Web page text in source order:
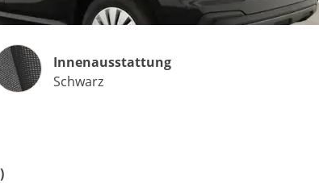
Innenausstattung
Schwarz